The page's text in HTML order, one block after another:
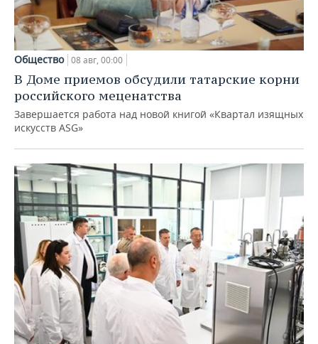
Общество 08 авг, 00:00
В Доме приемов обсудили татарские корни
российского меценатства
Завершается работа над новой книгой «Квартал изящных
искусств ASG»